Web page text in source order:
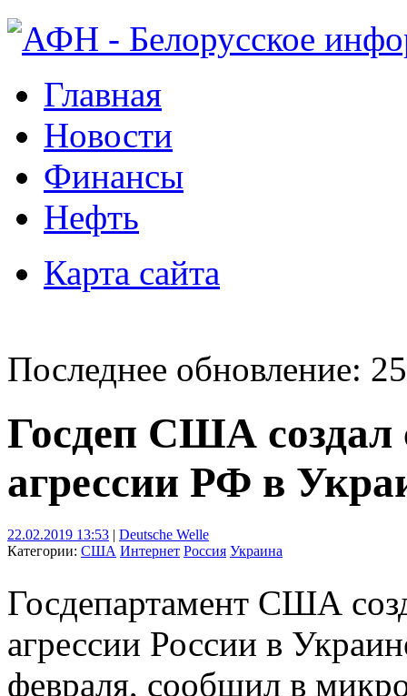
Главная
Новости
Финансы
Нефть
Карта сайта
Последнее обновление:
Госдеп США создал
агрессии РФ в
22.02.2019 13:53 | Deutsche Welle
Категории: США Интернет Россия Украина
Госдепартамент США
агрессии России в
февраля, сообщил в